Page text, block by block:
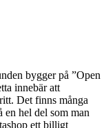
bygger på ”Open
innebär att
Det finns många
en hel del som man
ett billigt